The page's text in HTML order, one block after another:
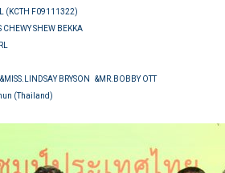
(KCTH F09111322)
SHEW BEKKA
BRYSON &MR.BOBBY OTT
(Thailand)